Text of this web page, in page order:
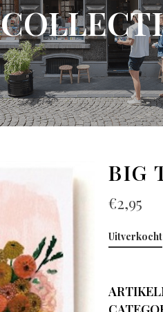
BIG
€2,95
Uitverkocht